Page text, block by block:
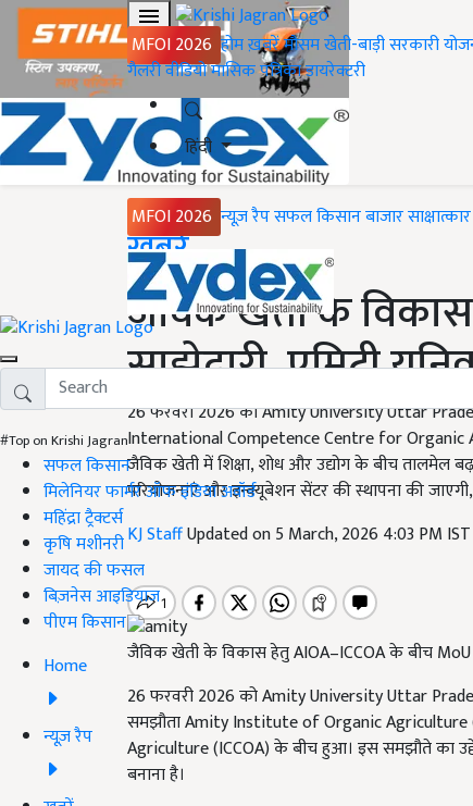
MFOI 2026 होमख़बरेंमौसमखेती-बाड़ीसरकारी
गैलरीवीडियोमासिक पत्रिकाडायरेक्टरी
हिंदी
MFOI 2026 न्यूज़ रैपसफल किसानबाजारसाक्षात्कार
#Top on Krishi Jagran
सफल किसान
मिलेनियर फार्मर ऑफ इंडिया अवॉर्ड
महिंद्रा ट्रैक्टर्स
कृषि मशीनरी
जायद की फसल
बिज़नेस आइडियाज
पीएम किसान
Home
न्यूज़ रैप
Home
ख़बरें
जैविक खेती के
साझेदारी, एमिटी
26 फरवरी 2026 को Amity University Uttar
International Competence Centre for Organic
जैविक खेती में शिक्षा, शोध और उद्योग के बीच तालमेल
परियोजनाएं और इन्क्यूबेशन सेंटर की स्थापना की
KJ StaffUpdated on 5 March, 2026 4:03 PM IST
जैविक खेती के विकास हेतु AIOA–ICCOA के बीच
26 फरवरी 2026 को Amity University Uttar
समझौता Amity Institute of Organic
Agriculture (ICCOA) के बीच हुआ। इस समझौते का
बनाना है।